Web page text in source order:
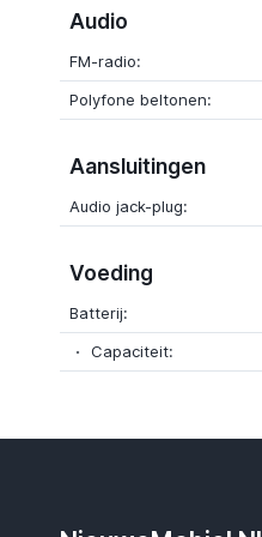
Audio
FM-radio:
Polyfone beltonen:
Aansluitingen
Audio jack-plug:
Voeding
Batterij:
Capaciteit: